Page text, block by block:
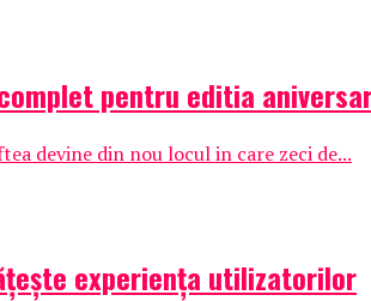
pentru editia
devine din nou locul in care zeci de...
experiența utilizatorilor